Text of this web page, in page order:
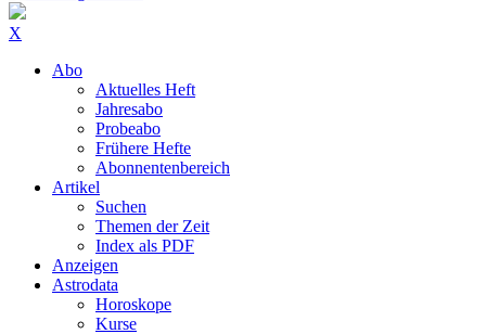
X
Abo
Aktuelles Heft
Jahresabo
Probeabo
Frühere Hefte
Abonnentenbereich
Artikel
Suchen
Themen der Zeit
Index als PDF
Anzeigen
Astrodata
Horoskope
Kurse